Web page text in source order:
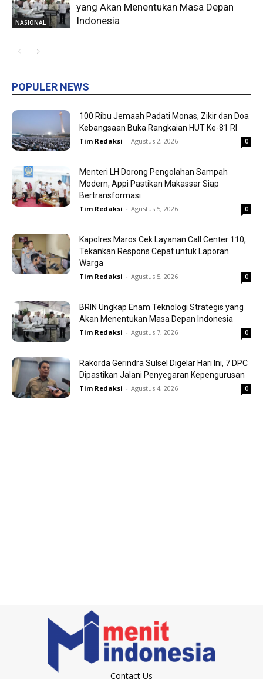
NASIONAL
yang Akan Menentukan Masa Depan
Indonesia
POPULER NEWS
100 Ribu Jemaah Padati Monas, Zikir dan Doa
Kebangsaan Buka Rangkaian HUT Ke-81 RI
Tim Redaksi - Agustus 2, 2026 0
Menteri LH Dorong Pengolahan Sampah
Modern, Appi Pastikan Makassar Siap
Bertransformasi
Tim Redaksi - Agustus 5, 2026 0
Kapolres Maros Cek Layanan Call Center 110,
Tekankan Respons Cepat untuk Laporan
Warga
Tim Redaksi - Agustus 5, 2026 0
BRIN Ungkap Enam Teknologi Strategis yang
Akan Menentukan Masa Depan Indonesia
Tim Redaksi - Agustus 7, 2026 0
Rakorda Gerindra Sulsel Digelar Hari Ini, 7 DPC
Dipastikan Jalani Penyegaran Kepengurusan
Tim Redaksi - Agustus 4, 2026 0
Contact Us